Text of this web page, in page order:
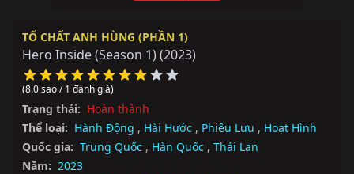
TỐ CHẤT ANH HÙNG (PHẦN 1)
Hero Inside (Season 1)(2023)
(8.0 sao / 1 đánh giá)
Trạng thái: Hoàn thành
Thể loại: Hành Động , Hài Hước , Phiêu Lưu , Hoạt Hình
Quốc gia: Trung Quốc , Hàn Quốc , Thái Lan
Năm: 2023